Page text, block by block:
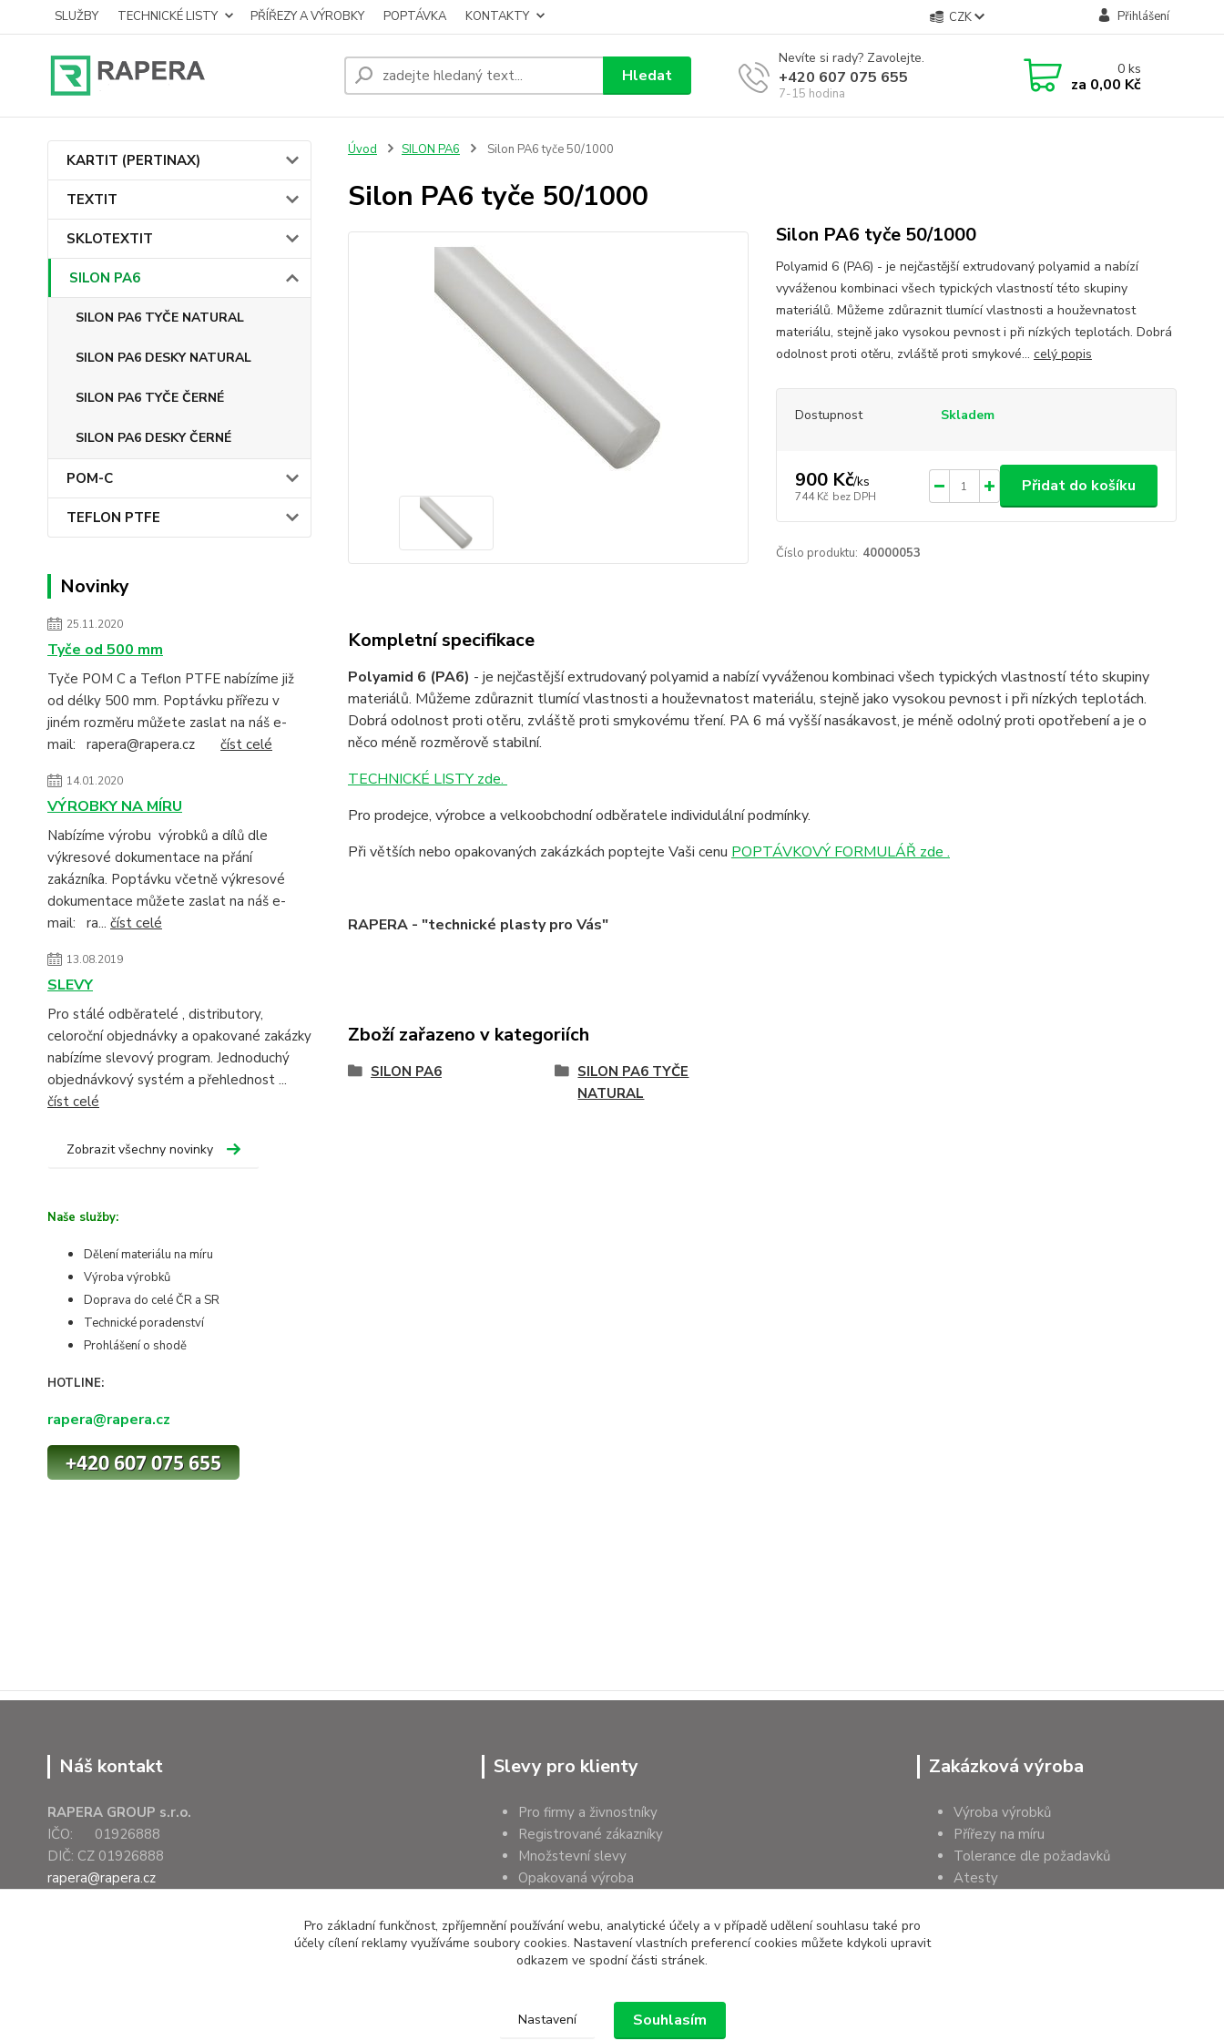
SLUŽBY TECHNICKÉ LISTY PŘÍŘEZY A VÝROBKY POPTÁVKA KONTAKTY CZK Přihlášení
Hledat
Nevíte si rady? Zavolejte.
+420 607 075 655
7-15 hodina
0ks
za 0,00 Kč
KARTIT (PERTINAX)
TEXTIT
SKLOTEXTIT
SILON PA6
SILON PA6 TYČE NATURAL
SILON PA6 DESKY NATURAL
SILON PA6 TYČE ČERNÉ
SILON PA6 DESKY ČERNÉ
POM-C
TEFLON PTFE
Novinky
25.11.2020
Tyče od 500 mm
Tyče POM C a Teflon PTFE nabízíme již
od délky 500 mm. Poptávku přířezu v
jiném rozměru můžete zaslat na náš e-
mail: rapera@rapera.cz číst celé
14.01.2020
VÝROBKY NA MÍRU
Nabízíme výrobu výrobků a dílů dle
výkresové dokumentace na přání
zakázníka. Poptávku včetně výkresové
dokumentace můžete zaslat na náš e-
mail: ra... číst celé
13.08.2019
SLEVY
Pro stálé odběratelé , distributory,
celoroční objednávky a opakované zakázky
nabízíme slevový program. Jednoduchý
objednávkový systém a přehlednost ...
číst celé
Zobrazit všechny novinky
Naše služby:
Dělení materiálu na míru
Výroba výrobků
Doprava do celé ČR a SR
Technické poradenství
Prohlášení o shodě
HOTLINE:
rapera@rapera.cz
Úvod SILON PA6 Silon PA6 tyče 50/1000
Silon PA6 tyče 50/1000
Silon PA6 tyče 50/1000
Polyamid 6 (PA6) - je nejčastější extrudovaný polyamid a nabízí
vyváženou kombinaci všech typických vlastností této skupiny
materiálů. Můžeme zdůraznit tlumící vlastnosti a houževnatost
materiálu, stejně jako vysokou pevnost i při nízkých teplotách. Dobrá
odolnost proti otěru, zvláště proti smykové... celý popis
Dostupnost Skladem
900 Kč/ks
744 Kč bez DPH
Přidat do košíku
Číslo produktu: 40000053
Kompletní specifikace
Polyamid 6 (PA6) - je nejčastější extrudovaný polyamid a nabízí vyváženou kombinaci všech typických vlastností této skupiny
materiálů. Můžeme zdůraznit tlumící vlastnosti a houževnatost materiálu, stejně jako vysokou pevnost i při nízkých teplotách.
Dobrá odolnost proti otěru, zvláště proti smykovému tření. PA 6 má vyšší nasákavost, je méně odolný proti opotřebení a je o
něco méně rozměrově stabilní.
TECHNICKÉ LISTY zde.
Pro prodejce, výrobce a velkoobchodní odběratele individulální podmínky.
Při větších nebo opakovaných zakázkách poptejte Vaši cenu POPTÁVKOVÝ FORMULÁŘ zde .
RAPERA - "technické plasty pro Vás"
Zboží zařazeno v kategoriích
SILON PA6
SILON PA6 TYČE
NATURAL
Náš kontakt
RAPERA GROUP s.r.o.
IČO: 01926888
DIČ: CZ 01926888
rapera@rapera.cz
Slevy pro klienty
Pro firmy a živnostníky
Registrované zákazníky
Množstevní slevy
Opakovaná výroba
Zakázková výroba
Výroba výrobků
Přířezy na míru
Tolerance dle požadavků
Atesty
Pro základní funkčnost, zpříjemnění používání webu, analytické účely a v případě udělení souhlasu také pro
účely cílení reklamy využíváme soubory cookies. Nastavení vlastních preferencí cookies můžete kdykoli upravit
odkazem ve spodní části stránek.
Nastavení Souhlasím